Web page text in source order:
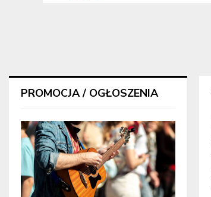
PROMOCJA / OGŁOSZENIA